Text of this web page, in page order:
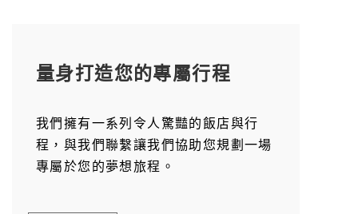
量身打造您的專屬行程
我們擁有一系列令人驚豔的飯店與行
程，與我們聯繫讓我們協助您規劃一場
專屬於您的夢想旅程。